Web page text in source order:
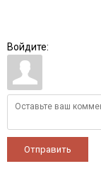
Войдите:
Отправить